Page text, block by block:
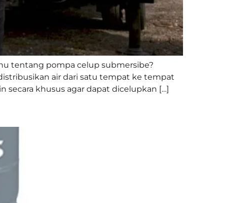
tentang pompa celup submersibe?
air dari satu tempat ke tempat
secara khusus agar dapat dicelupkan […]